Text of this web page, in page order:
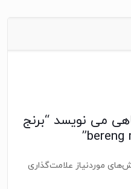
می نویسد “برنج
موردنیاز علامت‌گذاری